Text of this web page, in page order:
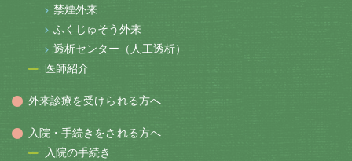
禁煙外来
ふくじゅそう外来
透析センター（人工透析）
医師紹介
外来診療を受けられる方へ
入院・手続きをされる方へ
入院の手続き